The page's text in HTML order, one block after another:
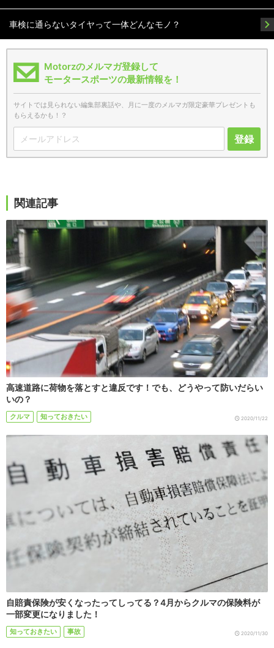
車検に通らないタイヤって一体どんなモノ？
Motorzのメルマガ登録して
モータースポーツの最新情報を！
サイトでは見られない編集部裏話や、月に一度のメルマガ限定豪華プレゼントも
もらえるかも！？
登録
関連記事
高速道路に荷物を落とすと違反です！でも、どうやって防いだらい
いの？
クルマ 知っておきたい 2020/11/22
自賠責保険が安くなったってしってる？4月からクルマの保険料が
一部変更になりました！
知っておきたい 事故 2020/11/30